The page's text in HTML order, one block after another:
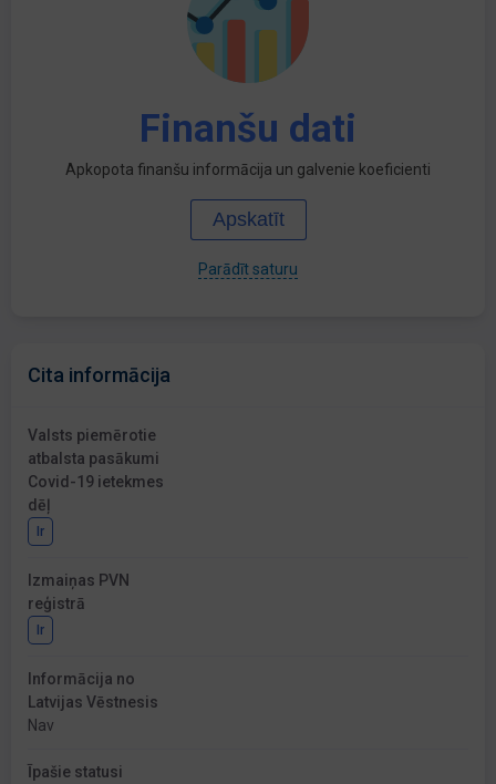
Finanšu dati
Apkopota finanšu informācija un galvenie koeficienti
Apskatīt
Parādīt saturu
Cita informācija
Valsts piemērotie
atbalsta pasākumi
Covid-19 ietekmes
dēļ
Ir
Izmaiņas PVN
reģistrā
Ir
Informācija no
Latvijas Vēstnesis
Nav
Īpašie statusi